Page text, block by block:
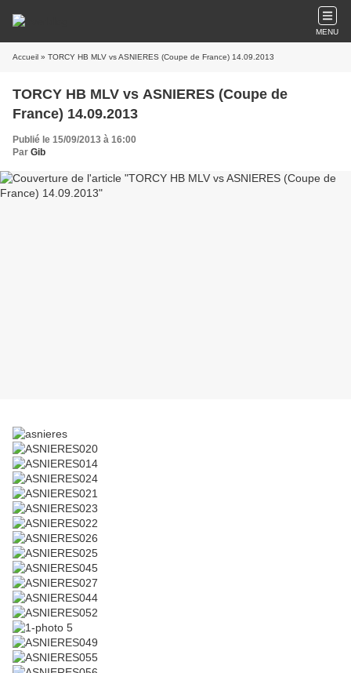
MENU
Accueil » TORCY HB MLV vs ASNIERES (Coupe de France) 14.09.2013
TORCY HB MLV vs ASNIERES (Coupe de
France) 14.09.2013
Publié le 15/09/2013 à 16:00
Par Gib